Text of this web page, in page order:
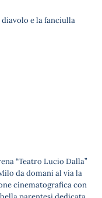
diavolo e la fanciulla
“Teatro Lucio Dalla”
da domani al via la
cinematografica con